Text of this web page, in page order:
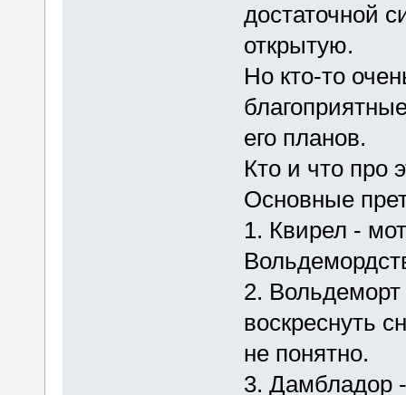
достаточной
открытую.
Но кто-то
его планов.
Кто и что про
Основные
1. Квирел -
2.
воскреснуть
не понятно.
3. Дамбладор